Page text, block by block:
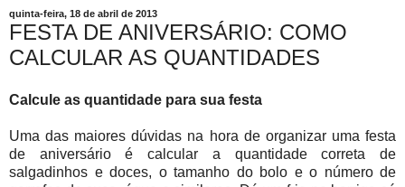
quinta-feira, 18 de abril de 2013
FESTA DE ANIVERSÁRIO: COMO
CALCULAR AS QUANTIDADES
Calcule as quantidade para sua festa
Uma das maiores dúvidas na hora de organizar uma festa
de aniversário é calcular a quantidade correta de
salgadinhos e doces, o tamanho do bolo e o número de